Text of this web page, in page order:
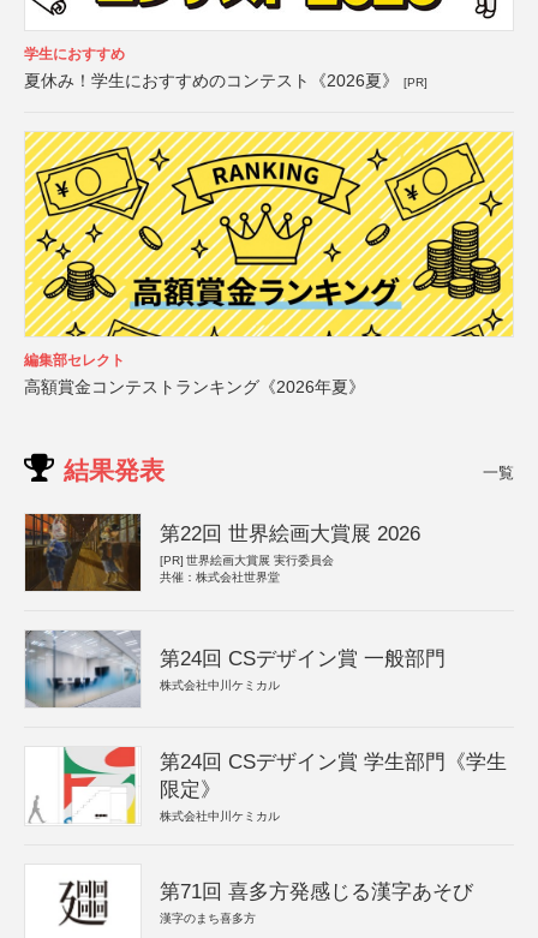
学生におすすめ
夏休み！学生におすすめのコンテスト《2026夏》 [PR]
編集部セレクト
高額賞金コンテストランキング《2026年夏》
結果発表 一覧
第22回 世界絵画大賞展 2026
[PR] 世界絵画大賞展 実行委員会
共催：株式会社世界堂
第24回 CSデザイン賞 一般部門
株式会社中川ケミカル
第24回 CSデザイン賞 学生部門《学生
限定》
株式会社中川ケミカル
第71回 喜多方発感じる漢字あそび
漢字のまち喜多方